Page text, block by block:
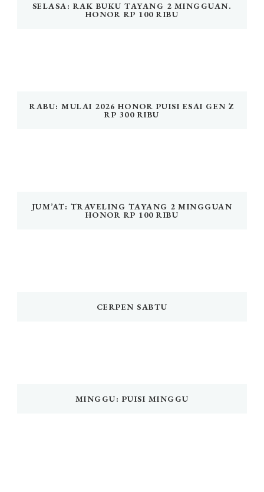
SELASA: RAK BUKU TAYANG 2 MINGGUAN.
HONOR RP 100 RIBU
RABU: MULAI 2026 HONOR PUISI ESAI GEN Z
RP 300 RIBU
JUM’AT: TRAVELING TAYANG 2 MINGGUAN
HONOR RP 100 RIBU
CERPEN SABTU
MINGGU: PUISI MINGGU